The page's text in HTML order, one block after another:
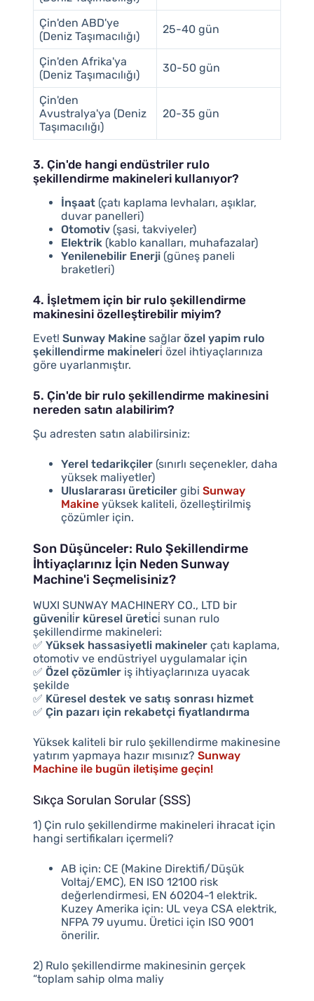
Çin'den ABD'ye
(Deniz Taşımacılığı)
25-40 gün
Çin'den Afrika'ya
(Deniz Taşımacılığı)
30-50 gün
Çin'den
Avustralya'ya (Deniz
Taşımacılığı)
20-35 gün
3. Çin'de hangi endüstriler rulo
şekillendirme makineleri kullanıyor?
İnşaat(çatı kaplama levhaları, aşıklar,
duvar panelleri)
Otomotiv(şasi, takviyeler)
Elektrik(kablo kanalları, muhafazalar)
Yenilenebilir Enerji(güneş paneli
braketleri)
4. İşletmem için bir rulo şekillendirme
makinesini özelleştirebilir miyim?
Evet! Sunway Makinesağlar özel yapim rulo
şeki̇llendi̇rme maki̇neleri̇ özel ihtiyaçlarınıza
göre uyarlanmıştır.
5. Çin'de bir rulo şekillendirme makinesini
nereden satın alabilirim?
Şu adresten satın alabilirsiniz:
Yerel tedarikçiler(sınırlı seçenekler, daha
yüksek maliyetler)
Uluslararası üreticilergibi Sunway
Makineyüksek kaliteli, özelleştirilmiş
çözümler için.
Son Düşünceler: Rulo Şekillendirme
İhtiyaçlarınız İçin Neden Sunway
Machine'i Seçmelisiniz?
WUXI SUNWAY MACHINERY CO., LTD bir
güveni̇li̇r küresel üreti̇ci̇ sunan rulo
şekillendirme makineleri:
✅ Yüksek hassasiyetli makinelerçatı kaplama,
otomotiv ve endüstriyel uygulamalar için
✅ Özel çözümleriş ihtiyaçlarınıza uyacak
şekilde
✅ Küresel destek ve satış sonrası hizmet
✅ Çin pazarı için rekabetçi fiyatlandırma
Yüksek kaliteli bir rulo şekillendirme makinesine
yatırım yapmaya hazır mısınız? Sunway
Machine ile bugün iletişime geçin!
Sıkça Sorulan Sorular (SSS)
1) Çin rulo şekillendirme makineleri ihracat için
hangi sertifikaları içermeli?
AB için: CE (Makine Direktifi/Düşük
Voltaj/EMC), EN ISO 12100 risk
değerlendirmesi, EN 60204-1 elektrik.
Kuzey Amerika için: UL veya CSA elektrik,
NFPA 79 uyumu. Üretici için ISO 9001
önerilir.
2) Rulo şekillendirme makinesinin gerçek
“toplam sahip olma maliy